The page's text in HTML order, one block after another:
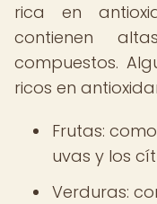
rica en
contienen
compuestos.
ricos en
Frutas:
uvas y los
Verduras: